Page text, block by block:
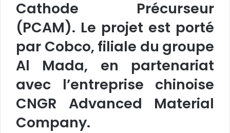
Cathode Précurseur
(PCAM). Le projet est porté
par Cobco, filiale du groupe
Al Mada, en partenariat
avec l’entreprise chinoise
CNGR Advanced Material
Company.